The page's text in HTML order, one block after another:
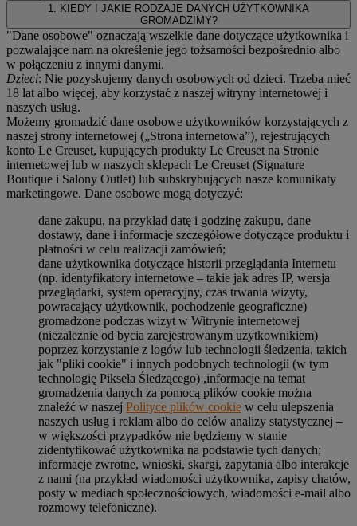
1. KIEDY I JAKIE RODZAJE DANYCH UŻYTKOWNIKA
GROMADZIMY?
"Dane osobowe" oznaczają wszelkie dane dotyczące użytkownika i
pozwalające nam na określenie jego tożsamości bezpośrednio albo
w połączeniu z innymi danymi.
Dzieci: Nie pozyskujemy danych osobowych od dzieci. Trzeba mieć
18 lat albo więcej, aby korzystać z naszej witryny internetowej i
naszych usług.
Możemy gromadzić dane osobowe użytkowników korzystających z
naszej strony internetowej („Strona internetowa”), rejestrujących
konto Le Creuset, kupujących produkty Le Creuset na Stronie
internetowej lub w naszych sklepach Le Creuset (Signature
Boutique i Salony Outlet) lub subskrybujących nasze komunikaty
marketingowe. Dane osobowe mogą dotyczyć:
dane zakupu, na przykład datę i godzinę zakupu, dane
dostawy, dane i informacje szczegółowe dotyczące produktu i
płatności w celu realizacji zamówień;
dane użytkownika dotyczące historii przeglądania Internetu
(np. identyfikatory internetowe – takie jak adres IP, wersja
przeglądarki, system operacyjny, czas trwania wizyty,
powracający użytkownik, pochodzenie geograficzne)
gromadzone podczas wizyt w Witrynie internetowej
(niezależnie od bycia zarejestrowanym użytkownikiem)
poprzez korzystanie z logów lub technologii śledzenia, takich
jak "pliki cookie" i innych podobnych technologii (w tym
technologię Piksela Śledzącego) ,informacje na temat
gromadzenia danych za pomocą plików cookie można
znaleźć w naszej Polityce plików cookie w celu ulepszenia
naszych usług i reklam albo do celów analizy statystycznej –
w większości przypadków nie będziemy w stanie
zidentyfikować użytkownika na podstawie tych danych;
informacje zwrotne, wnioski, skargi, zapytania albo interakcje
z nami (na przykład wiadomości użytkownika, zapisy chatów,
posty w mediach społecznościowych, wiadomości e-mail albo
rozmowy telefoniczne).